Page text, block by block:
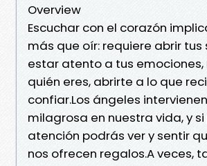
Overview
Escuchar con el corazón
más que oír: requiere abrir tus
estar atento a tus
quién eres, abrirte a lo que
confiar.Los ángeles
milagrosa en nuestra vida, y
atención podrás ver y sentir
nos ofrecen regalos.A veces,